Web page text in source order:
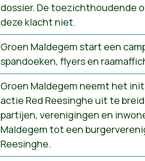
dossier. De toezichthoudende
deze klacht niet.
Groen Maldegem start een
spandoeken, flyers en
Groen Maldegem neemt het
actie Red Reesinghe uit te
partijen, verenigingen en
Maldegem tot een
Reesinghe.